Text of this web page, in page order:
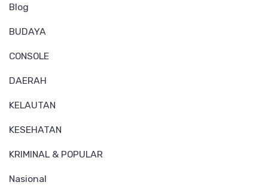
Blog
BUDAYA
CONSOLE
DAERAH
KELAUTAN
KESEHATAN
KRIMINAL & POPULAR
Nasional